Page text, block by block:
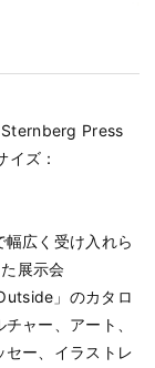
Press
ズ：
広く受け入れら
展示会
」のカタロ
ャー、アート、
セー、イラストレ